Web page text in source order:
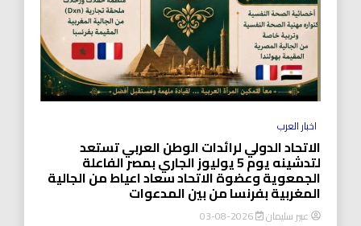
اخبار العرب
الاتحاد الدولي لرائدات الوطن العربي تستعد
لتدشينه يوم 5 يوليوز الجاري بمصر الفاعلة
الجمعوية وعضوة الاتحاد سعاد اعياط من الجالية
المغربية بفرنسا من بين المدعوات
عبير سليمان 2026-08-03